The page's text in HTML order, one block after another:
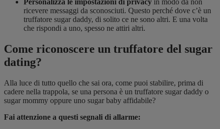
Personalizza le impostazioni di privacy in modo da non
ricevere messaggi da sconosciuti. Questo perché dove c’è un
truffatore sugar daddy, di solito ce ne sono altri. E una volta
che rispondi a uno, spesso ne attiri altri.
Come riconoscere un truffatore del sugar
dating?
Alla luce di tutto quello che sai ora, come puoi stabilire, prima di
cadere nella trappola, se una persona è un truffatore sugar daddy o
sugar mommy oppure uno sugar baby affidabile?
Fai attenzione a questi segnali di allarme: